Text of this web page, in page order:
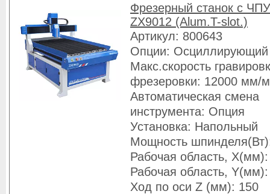
Фрезерный станок с
ZX9012 (Alum.T-slot.)
Артикул: 800643
Опции:
Макс.скорость
фрезеровки: 12000 мм/
Автоматическая смена
инструмента: Опция
Установка: Напольный
Мощность
Рабочая область,
Рабочая область,
Ход по оси Z (мм): 150